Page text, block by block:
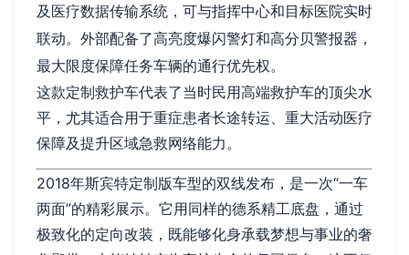
及医疗数据传输系统，可与指挥中心和目标医院实时
联动。外部配备了高亮度爆闪警灯和高分贝警报器，
最大限度保障任务车辆的通行优先权。
这款定制救护车代表了当时民用高端救护车的顶尖水
平，尤其适合用于重症患者长途转运、重大活动医疗
保障及提升区域急救网络能力。
2018年斯宾特定制版车型的双线发布，是一次“一车
两面”的精彩展示。它用同样的德系精工底盘，通过
极致化的定向改装，既能够化身承载梦想与事业的奢